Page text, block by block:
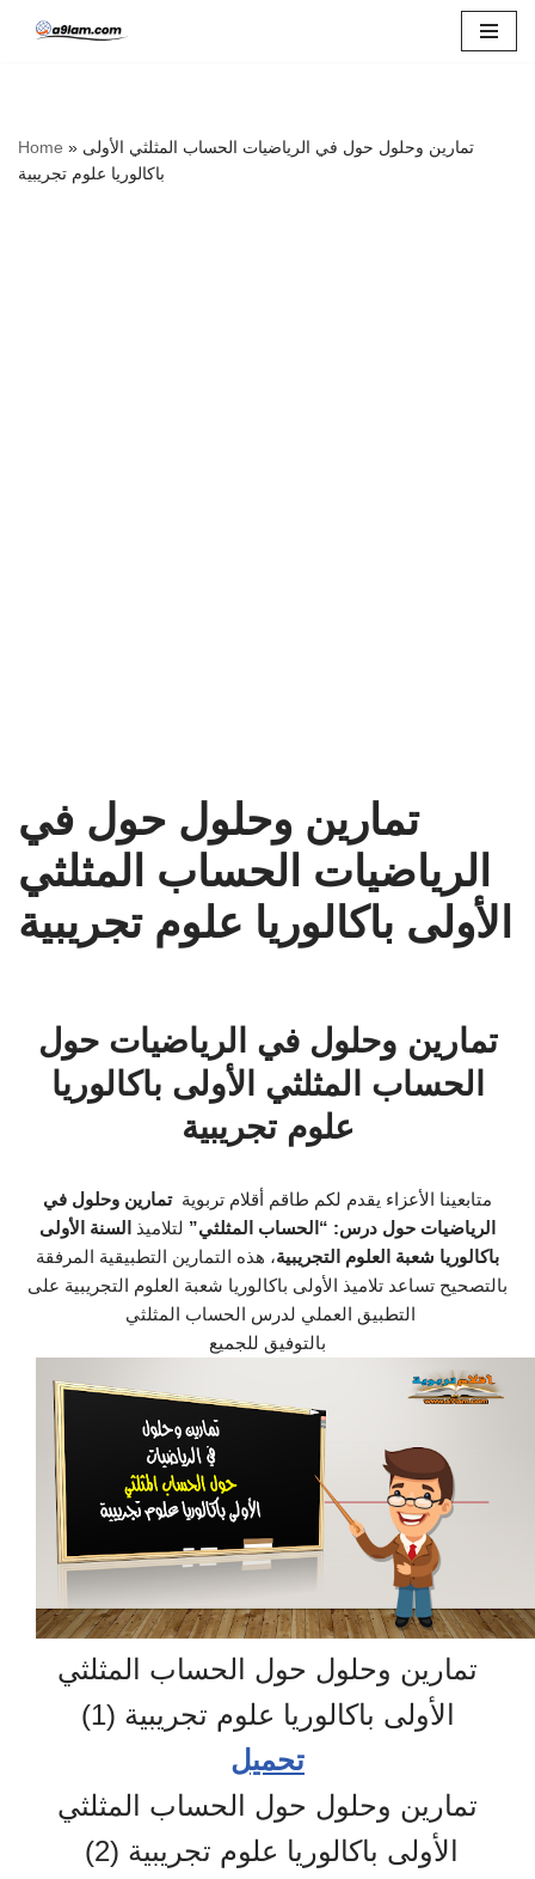
Home » تمارين وحلول حول في الرياضيات الحساب المثلثي الأولى
باكالوريا علوم تجريبية
تمارين وحلول حول في
الرياضيات الحساب المثلثي
الأولى باكالوريا علوم تجريبية
تمارين وحلول في الرياضيات حول
الحساب المثلثي الأولى باكالوريا
علوم تجريبية
متابعينا الأعزاء يقدم لكم طاقم أقلام تربويةتمارين وحلول في
الرياضيات حول درس: “الحساب المثلثي” لتلاميذ السنة الأولى
باكالوريا شعبة العلوم التجريبية، هذه التمارين التطبيقية المرفقة
بالتصحيح تساعد تلاميذ الأولى باكالوريا شعبة العلوم التجريبية على
التطبيق العملي لدرس الحساب المثلثي
بالتوفيق للجميع
تمارين وحلول حول الحساب المثلثي
الأولى باكالوريا علوم تجريبية (1)
تحميل
تمارين وحلول حول الحساب المثلثي
الأولى باكالوريا علوم تجريبية (2)